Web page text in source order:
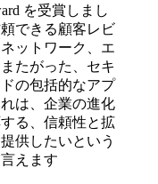
を受賞しまし
できる顧客レビ
ットワーク、エ
たがった、セキ
の包括的なアプ
は、企業の進化
る、信頼性と拡
供したいという
えます